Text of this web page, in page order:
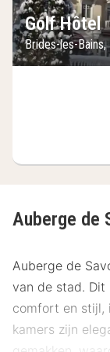
Golf Hôtel
Brides-les-Bains,
Auberge de
Auberge de
van de stad. Dit
comfort en stijl,
kamers zijn